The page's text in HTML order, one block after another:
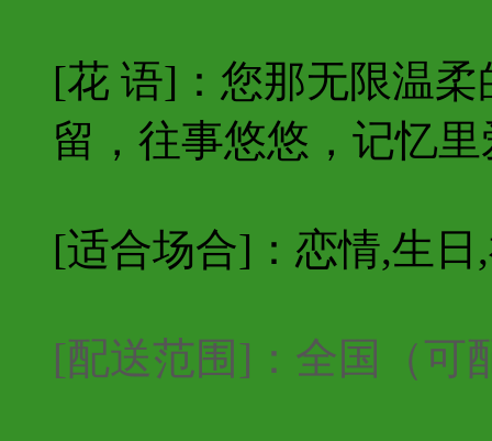
[花 语]：您那无限温
留，往事悠悠，记忆
[适合场合]：恋情,生日
[配送范围]：全国（可